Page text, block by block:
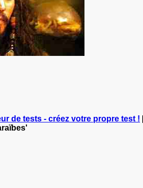
de tests - créez votre propre test !